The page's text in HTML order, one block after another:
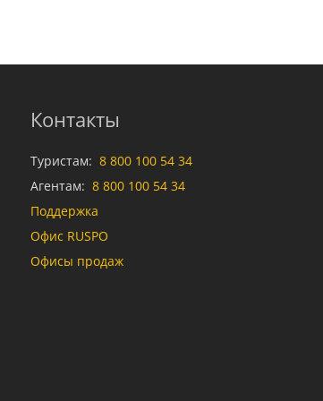
Контакты
Туристам: 8 800 100 54 34
Агентам: 8 800 100 54 34
Поддержка
Офис RUSPO
Офисы продаж